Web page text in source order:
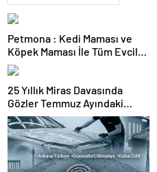
Petmona : Kedi Maması ve
Köpek Maması İle Tüm Evcil
Hayvan Ürünleri
25 Yıllık Miras Davasında
Gözler Temmuz Ayındaki
Karar Duruşmasına Çevrildi